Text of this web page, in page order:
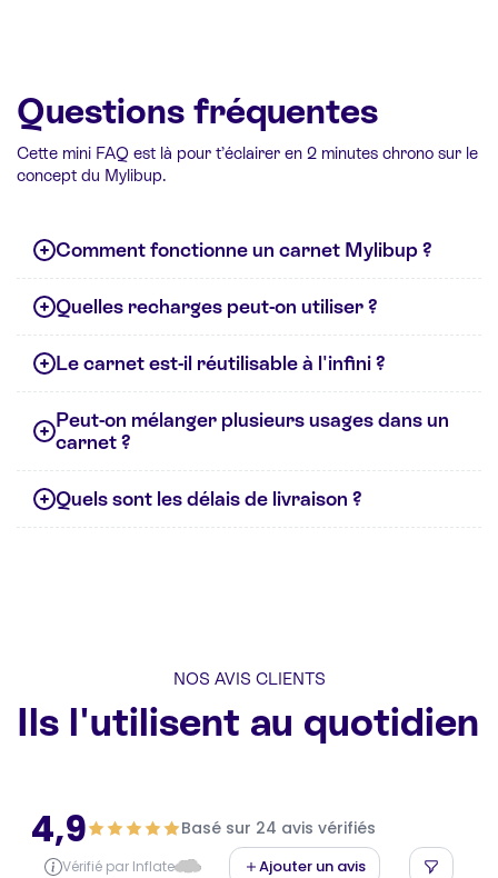
Questions fréquentes
Cette mini FAQ est là pour t’éclairer en 2 minutes chrono sur le
concept du Mylibup.
Comment fonctionne un carnet Mylibup ?
Quelles recharges peut-on utiliser ?
Le carnet est-il réutilisable à l'infini ?
Peut-on mélanger plusieurs usages dans un
carnet ?
Quels sont les délais de livraison ?
NOS AVIS CLIENTS
Ils l'utilisent au quotidien
4,9 Basé sur 24 avis vérifiés
Vérifié par Inflate Ajouter un avis